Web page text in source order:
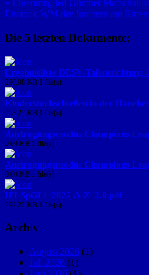
« Ehrenmitglied Günther Marschall
Eisstock-WM der Junioren am
Die 5 letzten Dokumente:
Ergebnisliste DESV-Talentsichtung
290.98 KB 1 file(s)
Kinderstockschießen in der
253.27 KB 1 file(s)
Austragungsmodus Champions
0.00 KB 1 file(s)
Austragungsmodus Champions
0.00 KB 1 file(s)
IFI-SpGLi_2025-A-Z_2.0.pdf
292.22 KB 1 file(s)
Archiv
August 2026 (1)
Juli 2026 (1)